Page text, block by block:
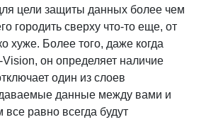
цели защиты данных более чем
городить сверху что‑то еще, от
хуже. Более того, даже когда
он определяет наличие
один из слоев
данные между вами и
равно всегда будут